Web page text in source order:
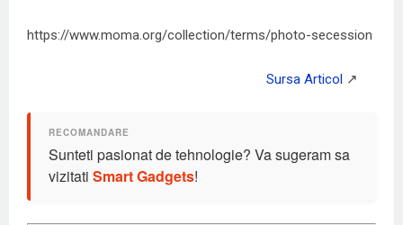
https://www.moma.org/collection/terms/photo-secession
Sunteti pasionat de tehnologie? Va sugeram sa
vizitati Smart Gadgets!